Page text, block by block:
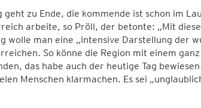
geht zu Ende, die kommende ist schon im
arbeite, so Pröll, der betonte: „Mit
wolle man eine „intensive Darstellung der
So könne die Region mit einem
das habe auch der heutige Tag
Menschen klarmachen. Es sei